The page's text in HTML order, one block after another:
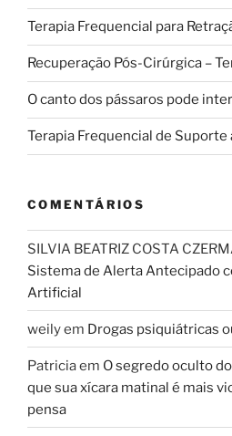
Terapia Frequencial para
Recuperação Pós-Cirúrgica –
O canto dos pássaros pode
Terapia Frequencial de Suporte
COMENTÁRIOS
SILVIA BEATRIZ COSTA
Sistema de Alerta Antecipado
Artificial
weilyem Drogas psiquiátricas
Patriciaem O segredo oculto
que sua xícara matinal é mais
pensa